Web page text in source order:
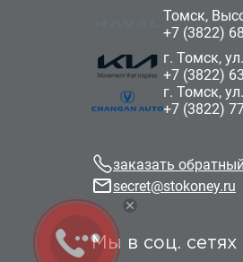
Томск,
+7 (3822)
г. Томск,
+7 (3822)
г. Томск,
+7 (3822)
заказать
secret@stokoney.ru
Мы в соц. сетях
Бесплатный
звонок